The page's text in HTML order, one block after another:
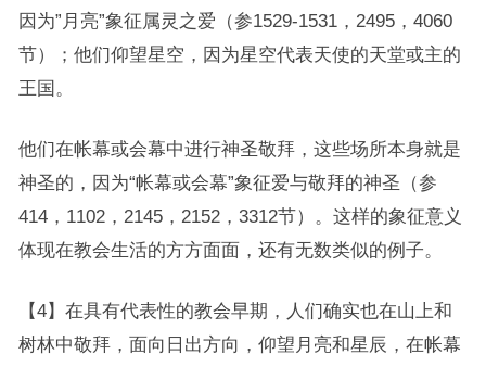
因为”月亮”象征属灵之爱（参1529-1531，2495，4060
节）；他们仰望星空，因为星空代表天使的天堂或主的
王国。
他们在帐幕或会幕中进行神圣敬拜，这些场所本身就是
神圣的，因为“帐幕或会幕”象征爱与敬拜的神圣（参
414，1102，2145，2152，3312节）。这样的象征意义
体现在教会生活的方方面面，还有无数类似的例子。
【4】在具有代表性的教会早期，人们确实也在山上和
树林中敬拜，面向日出方向，仰望月亮和星辰，在帐幕